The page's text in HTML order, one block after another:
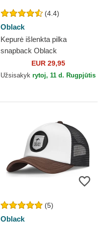
(4.4)
Oblack
Kepurė išlenkta pilka
snapback Oblack
EUR 29,95
Užsisakyk rytoj, 11 d. Rugpjūtis
(5)
Oblack